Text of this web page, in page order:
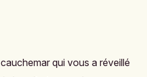
qui vous a réveillé